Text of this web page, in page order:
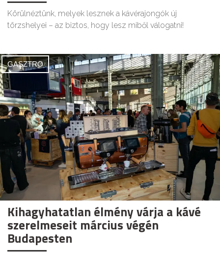
Körülnéztünk, melyek lesznek a kávérajongók új
törzshelyei – az biztos, hogy lesz miből válogatni!
GASZTRO
Kihagyhatatlan élmény várja a kávé
szerelmeseit március végén
Budapesten